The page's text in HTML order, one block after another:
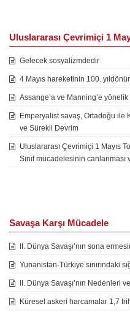
Uluslararası Çevrimiçi 1
Gelecek sosyalizmdedir
4 Mayıs hareketinin 100.
Assange’a ve Manning’e yönelik
Emperyalist savaş, Ortadoğu ile
ve Sürekli Devrim
Uluslararası Çevrimiçi 1 Mayıs
Sınıf mücadelesinin
Savaşa Karşı Mücadele
II. Dünya Savaşı’nın sona
Yunanistan-Türkiye sınırındaki
II. Dünya Savaşı’nın Nedenleri
Küresel askeri harcamalar 1,7